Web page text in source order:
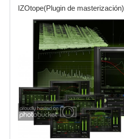
IZOtope(Plugin de masterización)